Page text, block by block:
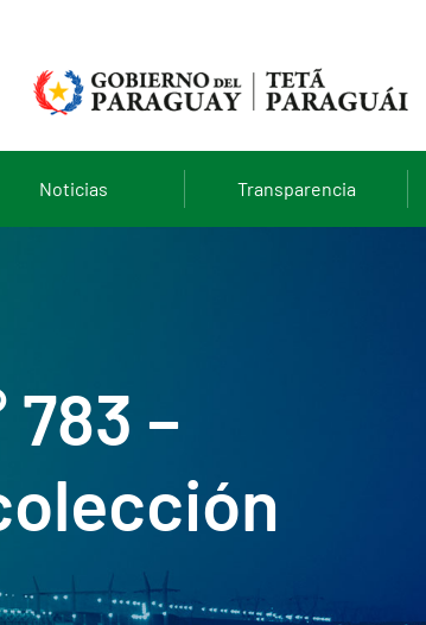
Noticias Transparencia
–